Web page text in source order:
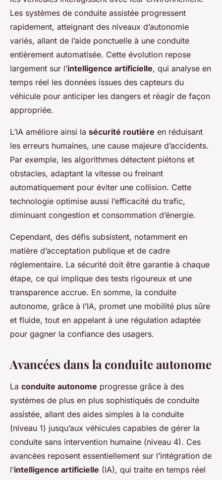
Les systèmes de conduite assistée progressent
rapidement, atteignant des niveaux d’autonomie
variés, allant de l’aide ponctuelle à une conduite
entièrement automatisée. Cette évolution repose
largement sur l’intelligence artificielle, qui analyse en
temps réel les données issues des capteurs du
véhicule pour anticiper les dangers et réagir de façon
appropriée.
L’IA améliore ainsi la sécurité routière en réduisant
les erreurs humaines, une cause majeure d’accidents.
Par exemple, les algorithmes détectent piétons et
obstacles, adaptant la vitesse ou freinant
automatiquement pour éviter une collision. Cette
technologie optimise aussi l’efficacité du trafic,
diminuant congestion et consommation d’énergie.
Cependant, des défis subsistent, notamment en
matière d’acceptation publique et de cadre
réglementaire. La sécurité doit être garantie à chaque
étape, ce qui implique des tests rigoureux et une
transparence accrue. En somme, la conduite
autonome, grâce à l’IA, promet une mobilité plus sûre
et fluide, tout en appelant à une régulation adaptée
pour gagner la confiance des usagers.
Avancées dans la conduite autonome
La conduite autonome progresse grâce à des
systèmes de plus en plus sophistiqués de conduite
assistée, allant des aides simples à la conduite
(niveau 1) jusqu’aux véhicules capables de gérer la
conduite sans intervention humaine (niveau 4). Ces
avancées reposent essentiellement sur l’intégration de
l’intelligence artificielle (IA), qui traite en temps réel